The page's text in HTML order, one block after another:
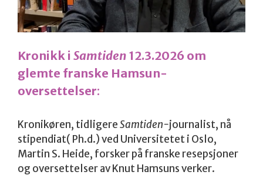
Kronikk i Samtiden 12.3.2026 om
glemte franske Hamsun-
oversettelser:
Kronikøren, tidligereSamtiden-journalist, nå
stipendiat( Ph.d.) ved Universitetet i Oslo,
Martin S. Heide, forsker på franske resepsjoner
og oversettelser av Knut Hamsuns verker.